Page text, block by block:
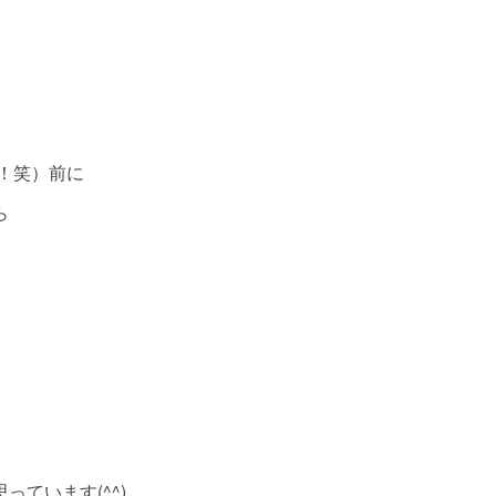
笑）前に